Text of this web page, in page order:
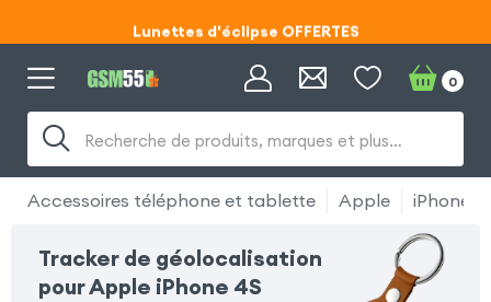
Lunettes d'éclipse OFFERTES
Code ECLIPSE55
Recherche de produits, marques et plus…
0
Accessoires téléphone et tablette Apple iPhone
Tracker de géolocalisation
pour Apple iPhone 4S